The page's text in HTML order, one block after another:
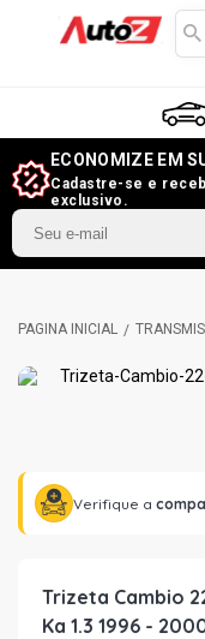
ECONOMIZE EM
Cadastre-se e
exclusivo.
Verifique a
Trizeta Cambio
Ka 1.3 1996 -